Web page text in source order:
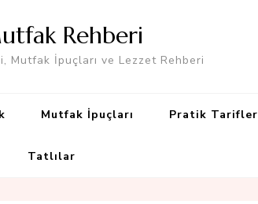
Rehberi
Mutfak İpuçları ve Lezzet Rehberi
Mutfak İpuçları Pratik Tarifler
Tatlılar